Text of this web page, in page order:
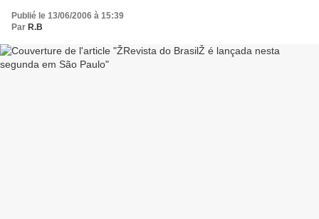
Publié le 13/06/2006 à 15:39
Par R.B